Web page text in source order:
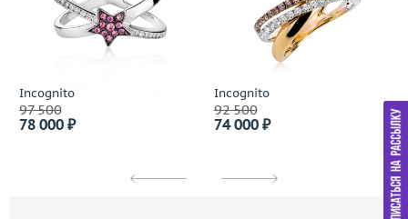
Incognito
97 500
78 000 ₽
Incognito
92 500
74 000 ₽